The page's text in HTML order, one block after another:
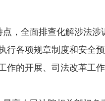
全面排查化解涉法涉
行各项规章制度和安全
作的开展、司法改革工